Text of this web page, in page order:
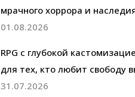
мрачного хоррора и
01.08.2026
RPG с глубокой
для тех, кто любит свободу
31.07.2026